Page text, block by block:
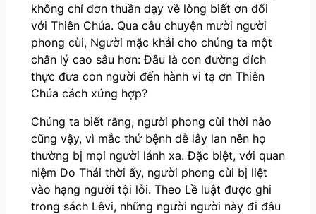
không chỉ đơn thuần dạy về lòng biết ơn đối
với Thiên Chúa. Qua câu chuyện mười người
phong cùi, Người mặc khải cho chúng ta một
chân lý cao sâu hơn: Đâu là con đường đích
thực đưa con người đến hành vi tạ ơn Thiên
Chúa cách xứng hợp?
Chúng ta biết rằng, người phong cùi thời nào
cũng vậy, vì mắc thứ bệnh dễ lây lan nên họ
thường bị mọi người lánh xa. Đặc biệt, với quan
niệm Do Thái thời ấy, người phong cùi bị liệt
vào hạng người tội lỗi. Theo Lề luật được ghi
trong sách Lêvi, những người người này đi đâu